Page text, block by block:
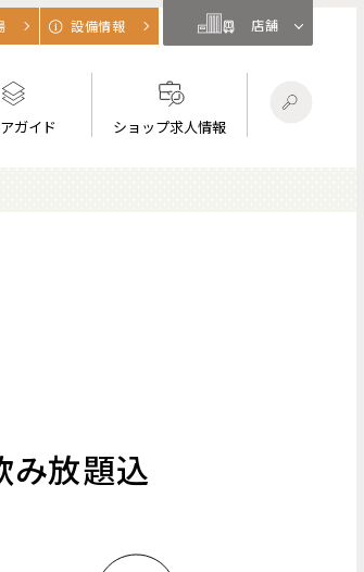
ガイド ショップ求人情報
設備情報 店舗
み放題込